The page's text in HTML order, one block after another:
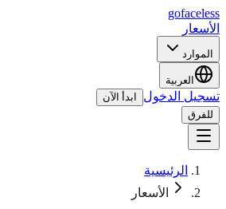
gofaceless
الأسعار
الموارد
العربية
تسجيل الدخول
ابدأ الآن
للفرق
الرئيسية
الأسعار